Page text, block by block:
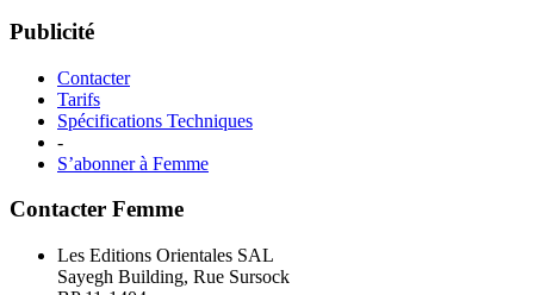
Publicité
Contacter
Tarifs
Spécifications Techniques
-
S’abonner à Femme
Contacter Femme
Les Editions Orientales SAL
Sayegh Building, Rue Sursock